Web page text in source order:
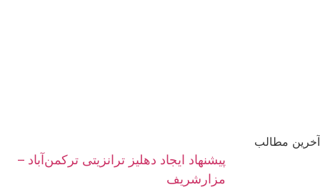
آخرین مطالب
پیشنهاد ایجاد دهلیز ترانزیتی ترکمن‌آباد –
مزارشریف